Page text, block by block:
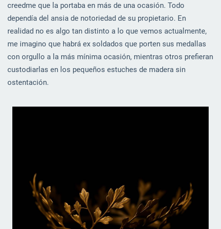
creedme que la portaba en más de una ocasión. Todo
dependía del ansia de notoriedad de su propietario. En
realidad no es algo tan distinto a lo que vemos actualmente,
me imagino que habrá ex soldados que porten sus medallas
con orgullo a la más mínima ocasión, mientras otros prefieran
custodiarlas en los pequeños estuches de madera sin
ostentación.